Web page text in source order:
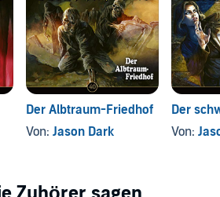
Der Albtraum-Friedhof
Von: Jason Dark
Der
Von: